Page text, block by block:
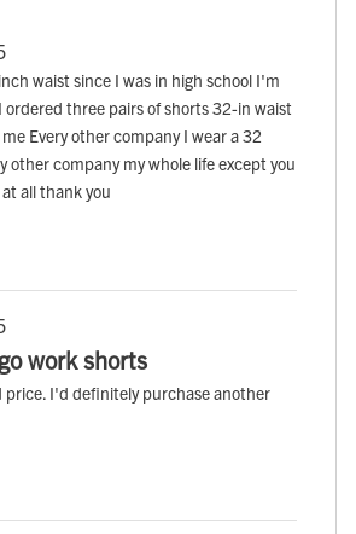
waist since I was in high school I'm
ordered three pairs of shorts 32-in waist
Every other company I wear a 32
other company my whole life except you
all thank you
work shorts
price. I'd definitely purchase another